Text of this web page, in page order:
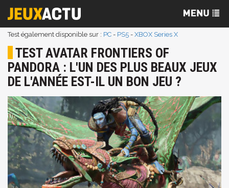
Test également disponible sur : PC - PS5 - XBOX Series X
TEST AVATAR FRONTIERS OF
PANDORA : L'UN DES PLUS BEAUX JEUX
DE L'ANNÉE EST-IL UN BON JEU ?